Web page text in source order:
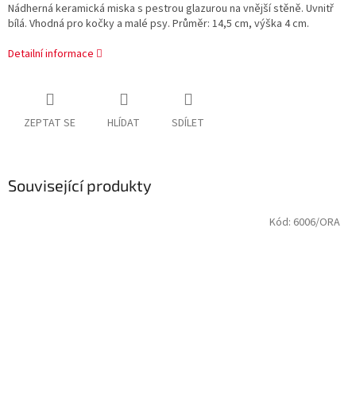
Nádherná keramická miska s pestrou glazurou na vnější stěně. Uvnitř
bílá. Vhodná pro kočky a malé psy. Průměr: 14,5 cm, výška 4 cm.
Detailní informace
ZEPTAT SE HLÍDAT SDÍLET
Související produkty
Kód: 6006/ORA